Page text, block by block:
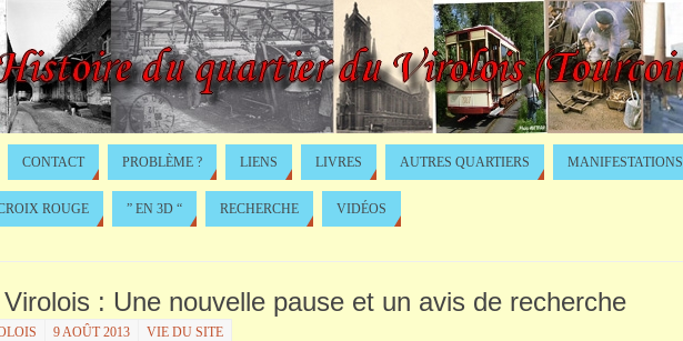
CONTACT PROBLÈME ? LIENS LIVRES AUTRES QUARTIERS MANIFESTATIONS
ROUGE ” EN 3D “ RECHERCHE VIDÉOS
: Une nouvelle pause et un avis de recherche
9 AOÛT 2013 VIE DU SITE